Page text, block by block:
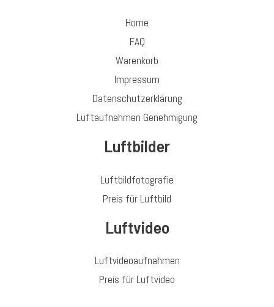
Home
FAQ
Warenkorb
Impressum
Datenschutzerklärung
Luftaufnahmen Genehmigung
Luftbilder
Luftbildfotografie
Preis für Luftbild
Luftvideo
Luftvideoaufnahmen
Preis für Luftvideo